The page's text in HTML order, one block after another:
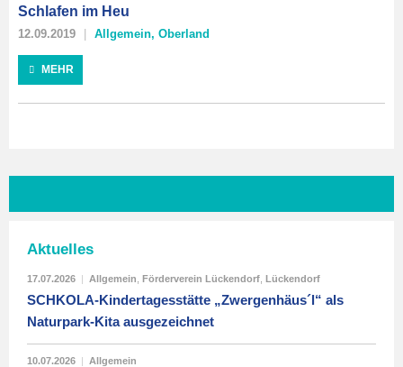
Schlafen im Heu
12.09.2019 Allgemein, Oberland
MEHR
Aktuelles
17.07.2026 | Allgemein Förderverein Lückendorf Lückendorf
SCHKOLA-Kindertagesstätte „Zwergenhäus´l“ als
Naturpark-Kita ausgezeichnet
10.07.2026 | Allgemein